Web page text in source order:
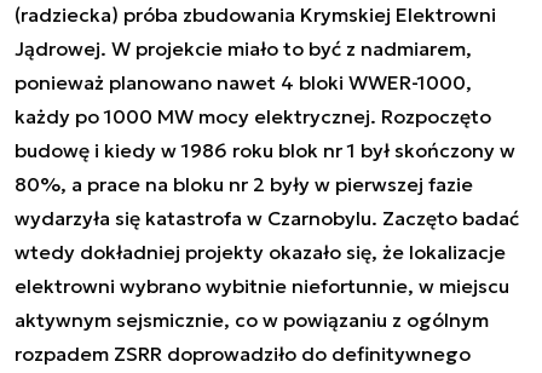
(radziecka) próba zbudowania Krymskiej Elektrowni
Jądrowej. W projekcie miało to być z nadmiarem,
ponieważ planowano nawet 4 bloki WWER-1000,
każdy po 1000 MW mocy elektrycznej. Rozpoczęto
budowę i kiedy w 1986 roku blok nr 1 był skończony w
80%, a prace na bloku nr 2 były w pierwszej fazie
wydarzyła się katastrofa w Czarnobylu. Zaczęto badać
wtedy dokładniej projekty okazało się, że lokalizacje
elektrowni wybrano wybitnie niefortunnie, w miejscu
aktywnym sejsmicznie, co w powiązaniu z ogólnym
rozpadem ZSRR doprowadziło do definitywnego